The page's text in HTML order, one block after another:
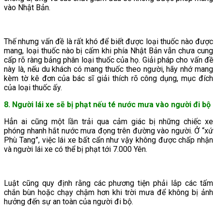
vào Nhật Bản.
Thế nhưng vấn đề là rất khó để biết được loại thuốc nào được
mang, loại thuốc nào bị cấm khi phía Nhật Bản vẫn chưa cung
cấp rõ ràng bảng phân loại thuốc của họ. Giải pháp cho vấn đề
này là, nếu du khách có mang thuốc theo người, hãy nhớ mang
kèm tờ kê đơn của bác sĩ giải thích rõ công dụng, mục đích
của loại thuốc ấy.
8. Người lái xe sẽ bị phạt nếu té nước mưa vào người đi bộ
Hẳn ai cũng một lần trải qua cảm giác bị những chiếc xe
phóng nhanh hắt nước mưa đọng trên đường vào người. Ở “xứ
Phù Tang”, việc lái xe bất cẩn như vậy không được chấp nhận
và người lái xe có thể bị phạt tới 7.000 Yên.
Luật cũng quy định rằng các phương tiện phải lắp các tấm
chắn bùn hoặc chạy chậm hơn khi trời mưa để không bị ảnh
hưởng đến sự an toàn của người đi bộ.